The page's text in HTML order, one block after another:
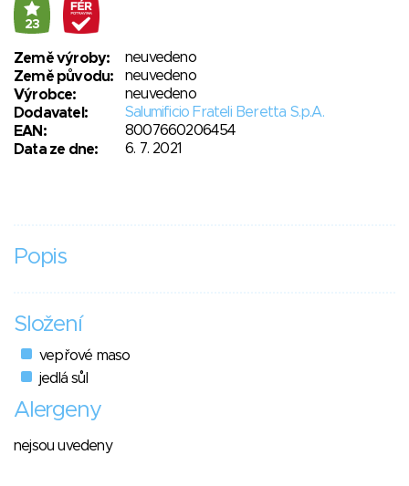
23
Země výroby:
neuvedeno
Země původu:
neuvedeno
Výrobce:
neuvedeno
Dodavatel:
Salumificio Frateli Beretta S.p.A.
EAN:
8007660206454
Data ze dne:
6. 7. 2021
Popis
Složení
vepřové maso
jedlá sůl
Alergeny
nejsou uvedeny